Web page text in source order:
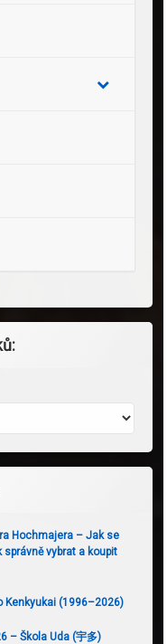
Hochmajera – Jak se
vybrat a koupit
Kenkyukai (1996–2026)
– Škola Uda (宇多)